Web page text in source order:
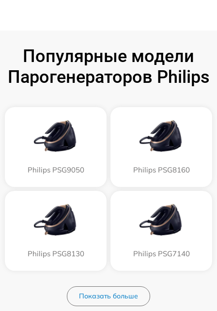
Популярные модели
Парогенераторов Philips
Philips PSG9050 Philips PSG8160
Philips PSG8130 Philips PSG7140
Показать больше